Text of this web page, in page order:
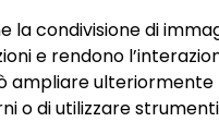
condivisione di
e rendono
ampliare
o di utilizzare